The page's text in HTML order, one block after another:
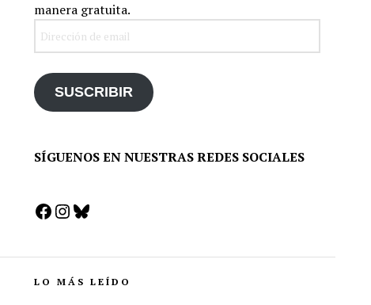
manera gratuita.
SUSCRIBIR
SÍGUENOS EN NUESTRAS REDES SOCIALES
Facebook
Instagram
Bluesky
LO MÁS LEÍDO